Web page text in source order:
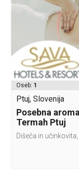
Oseb: 1
Ptuj, Slovenija
Posebna
Termah Ptuj
Dišeča in